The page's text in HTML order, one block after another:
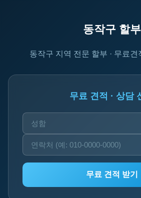
동작구 할부
동작구 지역 전문 할부 · 무료견
무료 견적 · 상담
무료 견적 받기